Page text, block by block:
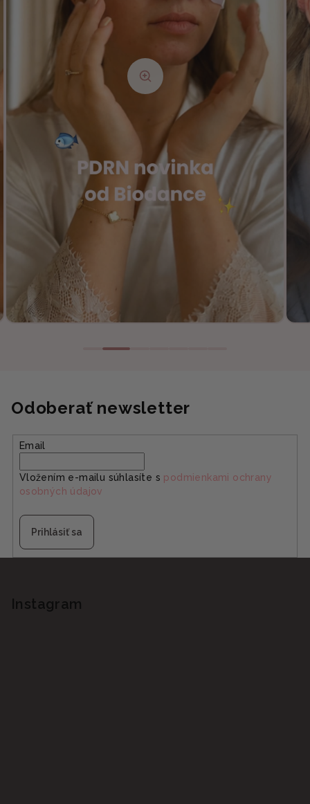
Odoberať newsletter
Email
Vložením e-mailu súhlasíte s podmienkami ochrany
osobných údajov
Prihlásiť sa
Instagram